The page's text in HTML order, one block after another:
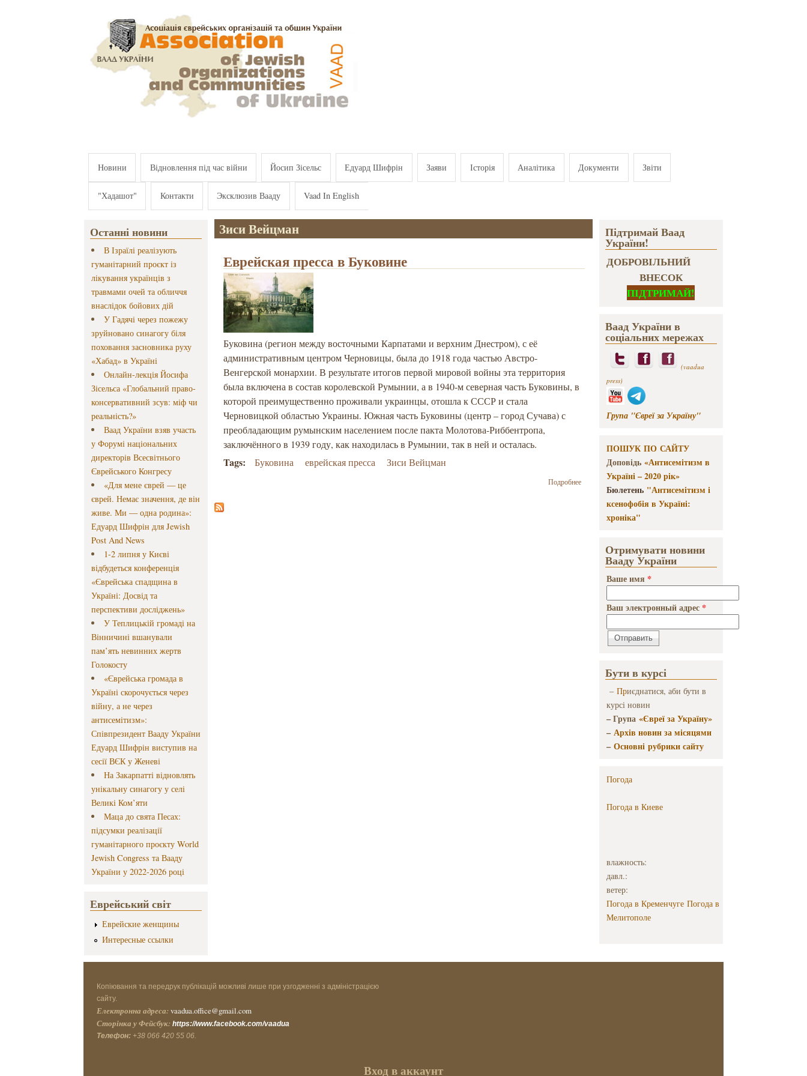
Новини Відновлення під час війни Йосип Зісельс Едуард Шифрін Заяви Історія Аналітика Документи Звіти
"Хадашот" Контакти Эксклюзив Вааду Vaad In English
Останні новини
В Ізраїлі реалізують
гуманітарний проєкт із
лікування українців з
травмами очей та обличчя
внаслідок бойових дій
У Гадячі через пожежу
зруйновано синагогу біля
поховання засновника руху
«Хабад» в Україні
Онлайн-лекція Йосифа
Зісельса «Глобальний право-
консервативний зсув: міф чи
реальність?»
Ваад України взяв участь
у Форумі національних
директорів Всесвітнього
Єврейського Конгресу
«Для мене єврей — це
єврей. Немає значення, де він
живе. Ми — одна родина»:
Едуард Шифрін для Jewish
Post And News
1-2 липня у Києві
відбудеться конференція
«Єврейська спадщина в
Україні: Досвід та
перспективи досліджень»
У Теплицькій громаді на
Вінничині вшанували
пам’ять невинних жертв
Голокосту
«Єврейська громада в
Україні скорочується через
війну, а не через
антисемітизм»:
Співпрезидент Вааду України
Едуард Шифрін виступив на
сесії ВЄК у Женеві
На Закарпатті відновлять
унікальну синагогу у селі
Великі Ком’яти
Маца до свята Песах:
підсумки реалізації
гуманітарного проєкту World
Jewish Congress та Вааду
України у 2022-2026 році
Еврейський світ
Еврейские женщины
Интересные ссылки
Зиси Вейцман
Еврейская пресса в Буковине
Буковина (регион между восточными Карпатами и верхним Днестром), с её
административным центром Черновицы, была до 1918 года частью Австро-
Венгерской монархии. В результате итогов первой мировой войны эта территория
была включена в состав королевской Румынии, а в 1940-м северная часть Буковины, в
которой преимущественно проживали украинцы, отошла к СССР и стала
Черновицкой областью Украины. Южная часть Буковины (центр – город Сучава) с
преобладающим румынским населением после пакта Молотова-Риббентропа,
заключённого в 1939 году, как находилась в Румынии, так в ней и осталась.
Tags: Буковина еврейская пресса Зиси Вейцман
Подробнеео
Еврейская
Підтримай Ваад
України!
ДОБРОВІЛЬНИЙ
ВНЕСОК
ПІДТРИМАЙ!
Ваад України в
соціальних мережах
(vaadua
press)
Група "Євреї за Україну"
ПОШУК ПО САЙТУ
Доповідь «Антисемітизм в
Україні – 2020 рік»
Бюлетень "Антисемітизм і
ксенофобія в Україні:
хроніка"
Отримувати новини
Вааду України
Ваше имя *
Ваш электронный адрес *
Бути в курсі
– Приєднатися, аби бути в
курсі новин
– Група «Євреї за Україну»
–Архів новин за місяцями
–Основні рубрики сайту
Погода
Погода в Киеве
влажность:
давл.:
ветер:
Погода в Кременчуге Погода в
Мелитополе
Копіювання та передрук публікацій можливі лише при узгодженні з адміністрацією
сайту.
Електронна адреса: vaadua.office@gmail.com
Сторінка у Фейсбук: https://www.facebook.com/vaadua
Телефон: +38 066 420 55 06.
Вход в аккаунт